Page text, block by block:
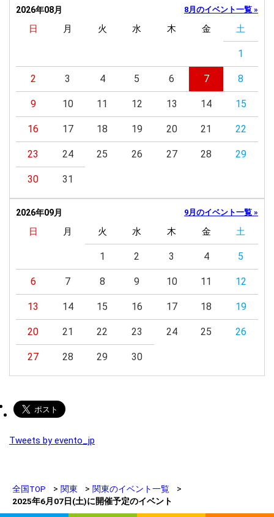
2026年08月 8月のイベント一覧 »
日 月 火 水 木 金 土
1
2 3 4 5 6 7 8
9 10 11 12 13 14 15
16 17 18 19 20 21 22
23 24 25 26 27 28 29
30 31
2026年09月 9月のイベント一覧 »
日 月 火 水 木 金 土
1 2 3 4 5
6 7 8 9 10 11 12
13 14 15 16 17 18 19
20 21 22 23 24 25 26
27 28 29 30
Tweets by evento_jp
全国TOP 関東
関東のイベント一覧
2025年6月07日(土)に開催予定のイベント